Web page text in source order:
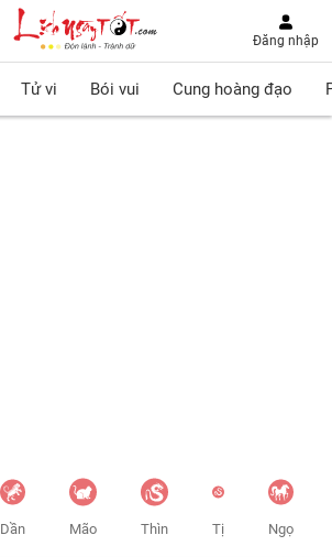
Đăng nhập
Tử vi Bói vui Cung hoàng đạo
Dần Mão Thìn Tị Ngọ